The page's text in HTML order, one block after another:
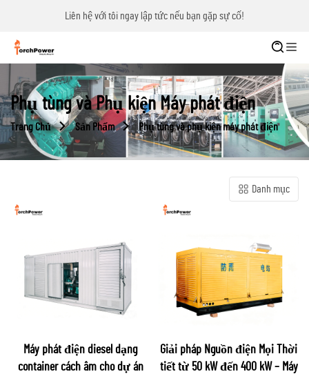
Liên hệ với tôi ngay lập tức nếu bạn gặp sự cố!
Phụ tùng và Phụ kiện Máy phát điện
Trang Chủ Sản Phẩm Phụ tùng và phụ kiện máy phát điện
Danh mục
Máy phát điện diesel dạng
container cách âm cho dự án
Giải pháp Nguồn điện Mọi Thời
tiết từ 50 kW đến 400 kW – Máy